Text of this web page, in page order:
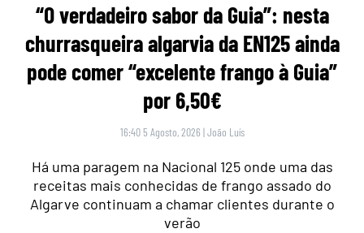
“O verdadeiro sabor da Guia”: nesta
churrasqueira algarvia da EN125 ainda
pode comer “excelente frango à Guia”
por 6,50€
16:40 5 Agosto, 2026 |João Luís
Há uma paragem na Nacional 125 onde uma das
receitas mais conhecidas de frango assado do
Algarve continuam a chamar clientes durante o
verão